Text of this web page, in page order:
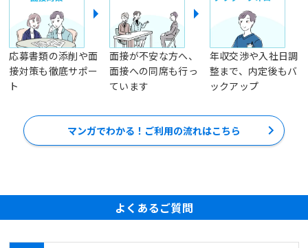
応募書類の添削や面
接対策も徹底サポー
ト
面接が不安な方へ、
面接への同席も行っ
ています
年収交渉や入社日調
整まで、内定後もバ
ックアップ
マンガでわかる！ご利用の流れはこちら
よくあるご質問